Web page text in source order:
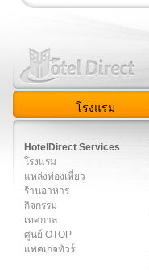
โรงแรม
HotelDirect Services
โรงแรม
แหล่งท่องเที่ยว
ร้านอาหาร
กิจกรรม
เทศกาล
ศูนย์ OTOP
แพคเกจทัวร์